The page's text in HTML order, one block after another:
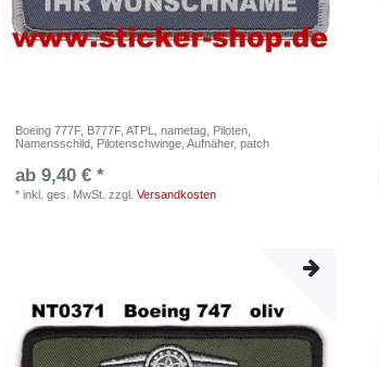
Boeing 777F, B777F, ATPL, nametag, Piloten,
Namensschild, Pilotenschwinge, Aufnäher, patch
ab 9,40 € *
*inkl. ges. MwSt. zzgl.Versandkosten